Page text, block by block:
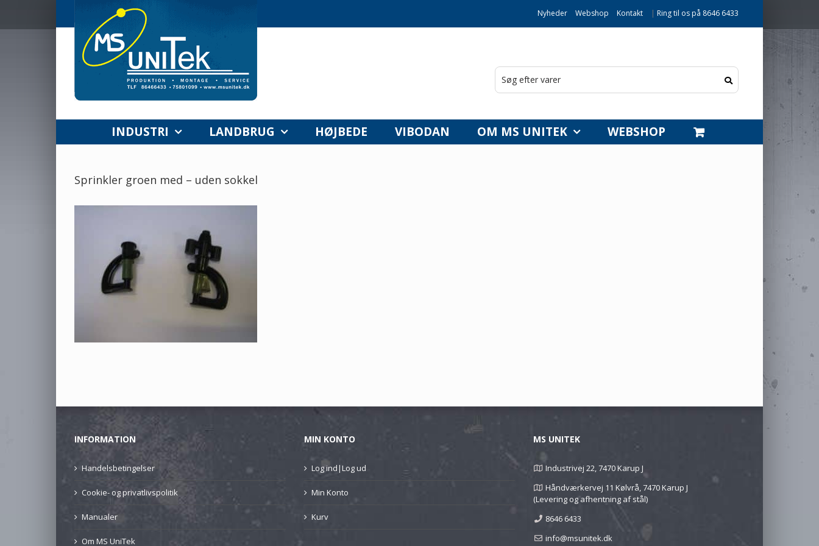
content
Nyheder Webshop Kontakt | Ring til os på 8646 6433
INDUSTRI LANDBRUG HØJBEDE VIBODAN OM MS UNITEK WEBSHOP
Sprinkler groen med – uden sokkel
INFORMATION
Handelsbetingelser
Cookie- og privatlivspolitik
Manualer
Om MS UniTek
MIN KONTO
Log ind|Log ud
Min Konto
Kurv
MS UNITEK
Industrivej 22, 7470 Karup J
Håndværkervej 11 Kølvrå, 7470 Karup J
(Levering og afhentning af stål)
8646 6433
info@msunitek.dk